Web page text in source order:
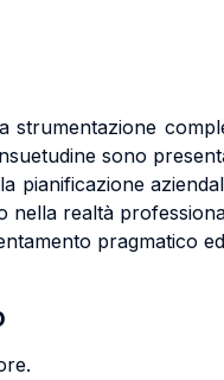
sono
pianificazione
nella realtà
pragmatico